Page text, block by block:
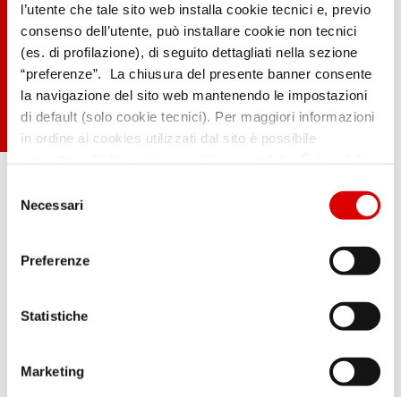
l’utente che tale sito web installa cookie tecnici e, previo
consenso dell’utente, può installare cookie non tecnici
(es. di profilazione), di seguito dettagliati nella sezione
“preferenze”. La chiusura del presente banner consente
la navigazione del sito web mantenendo le impostazioni
di default (solo cookie tecnici). Per maggiori informazioni
in ordine ai cookies utilizzati dal sito è possibile
mediante il link “rivedi le tue scelte sui cookie” presente
delNecessari
Preferenze
Statistiche
Marketing
.